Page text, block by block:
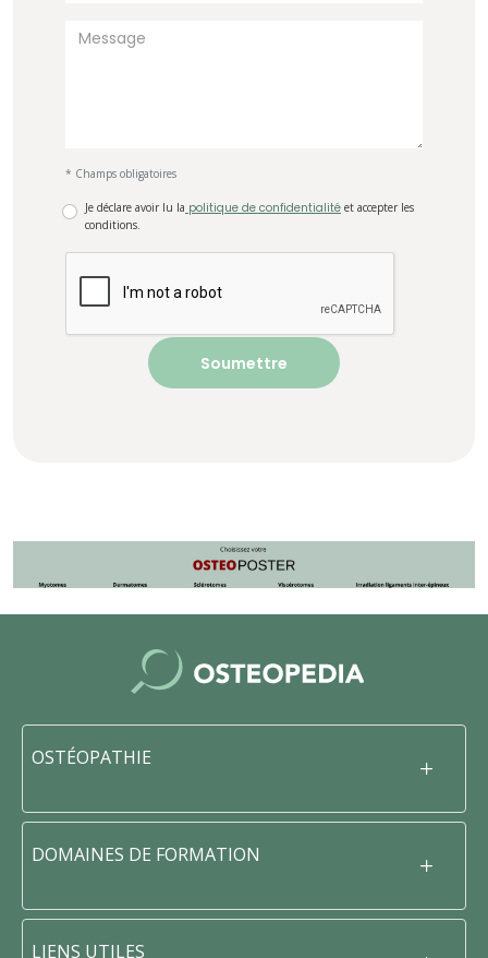
* Champs obligatoires
Je déclare avoir lu la politique de confidentialité et accepter les
conditions.
OSTÉOPATHIE
DOMAINES DE FORMATION
LIENS UTILES